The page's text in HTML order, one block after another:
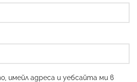
имейл адреса и уебсайта ми в